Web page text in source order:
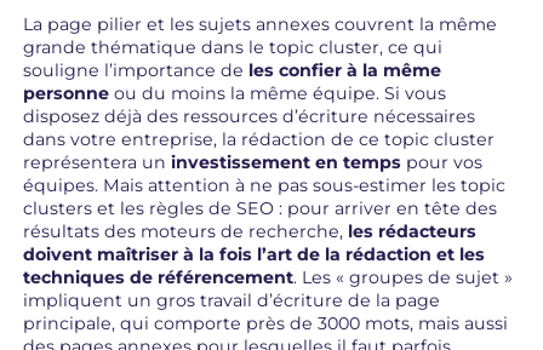
La page pilier et les sujets annexes couvrent la même
grande thématique dans le topic cluster, ce qui
souligne l’importance de les confier à la même
personne ou du moins la même équipe. Si vous
disposez déjà des ressources d’écriture nécessaires
dans votre entreprise, la rédaction de ce topic cluster
représentera uninvestissement en temps pour vos
équipes. Mais attention à ne pas sous-estimer les topic
clusters et les règles de SEO : pour arriver en tête des
résultats des moteurs de recherche, les rédacteurs
doivent maîtriser à la fois l’art de la rédaction et les
techniques de référencement. Les « groupes de sujet »
impliquent un gros travail d’écriture de la page
principale, qui comporte près de 3000 mots, mais aussi